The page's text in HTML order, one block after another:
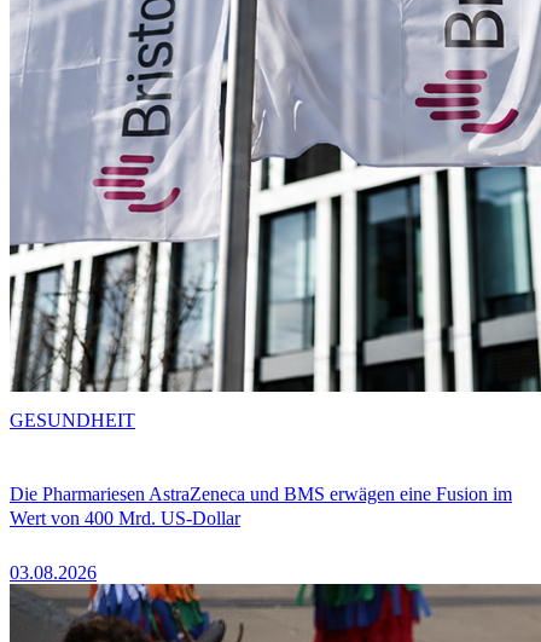
Die Pharmariesen AstraZeneca und BMS erwägen eine Fusion im
Wert von 400 Mrd. US-Dollar
03.08.2026
GESUNDHEIT